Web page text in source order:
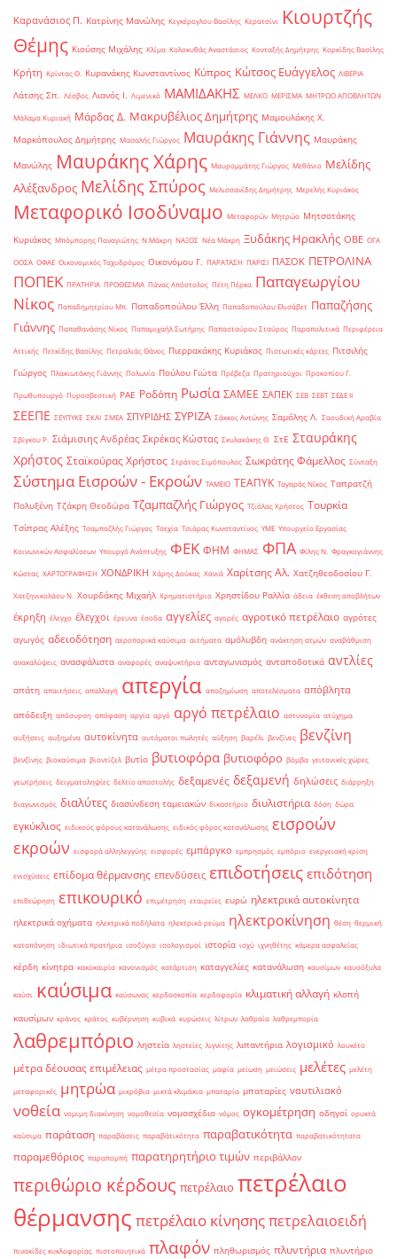
Καρανάσιος Π. Κατρίνης Μανώλης Κεγκέρογλου Βασίλης Κερατσίνι
Κιουρτζής
Θέμης Κιούσης Μιχάλης Κλίμα Κολοκυθάς Αναστάσιος Κονταξής Δημήτρης Κορκίδης Βασίλης
Κρήτη Κρίντας Θ. Κυρανάκης Κωνσταντίνος Κύπρος Κώτσος Ευάγγελος ΛΙΒΕΡΙΑ
Λάτσης Σπ. Λέσβος Λιανός Ι. Λιμενικό ΜΑΜΙΔΑΚΗΣ ΜΕΛΚΟ ΜΕΡΙΣΜΑ ΜΗΤΡΩΟ ΑΠΟΒΛΗΤΩΝ
Μάλαμα Κυριακή Μάρδας Δ. Μακρυβέλιος Δημήτρης Μαμουλάκης Χ.
Μαρκόπουλος Δημήτρης Μασαλής Γιώργος Μαυράκης Γιάννης Μαυράκης
Μανώλης Μαυράκης Χάρης Μαυρομμάτης Γιώργος Μεθάνιο Μελίδης
Αλέξανδρος Μελίδης Σπύρος Μελισσανίδης Δημήτρης Μερελής Κυριάκος
Μεταφορικό Ισοδύναμο Μεταφορών Μητρώο Μητσοτάκης
Κυριάκος Μπόμπορης Παναγιώτης Ν.Μάκρη ΝΑΞΟΣ Νέα Μάκρη Ξυδάκης Ηρακλής ΟΒΕ ΟΓΑ
ΟΟΣΑ ΟΦΑΕ Οικονομικός Ταχυδρόμος Οικονόμου Γ. ΠΑΡΑΤΑΣΗ ΠΑΡΙΣΙ ΠΑΣΟΚ ΠΕΤΡΟΛΙΝΑ
ΠΟΠΕΚ ΠΡΑΤΗΡΙΑ ΠΡΟΘΕΣΜΙΑ Πάνας Απόστολος Πέτη Πέρκα Παπαγεωργίου
Νίκος Παπαδημητρίου Μπ. Παπαδοπούλου Έλλη Παπαδοπούλου Ελισάβετ Παπαζήσης
Γιάννης Παπαθανάσης Νίκος Παπαμιχαήλ Σωτήρης Παπασταύρου Σταύρος Παραπολιτικά Περιφέρεια
Αττικής Πετκίδης Βασίλης Πετραλιάς Θάνος Πιερρακάκης Κυριάκος Πιστωτικές κάρτες Πιτσιλής
Γιώργος Πλακιωτάκης Γιάννης Πολωνία Πούλου Γιώτα Πρέβεζα Πρατηριούχοι Προκοπίου Γ.
Πρωθυπουργό Πυροσβεστική ΡΑΕ Ροδόπη Ρωσία ΣΑΜΕΕ ΣΑΠΕΚ ΣΕΒ ΣΕΒΤ ΣΕΔΕ ΙΙ
ΣΕΕΠΕ ΣΕΥΠΥΚΕ ΣΚΑΙ ΣΜΕΑ ΣΠΥΡΙΔΗΣ ΣΥΡΙΖΑ Σάκκος Αντώνης Σαμόλης Λ. Σαουδική Αραβία
Σβίγκου Ρ. Σιάμισιης Ανδρέας Σκρέκας Κώστας Σκυλακάκης Θ. ΣτΕ Σταυράκης
Χρήστος Σταϊκούρας Χρήστος Στράτος Σιμόπουλος Σωκράτης Φάμελλος Σύνταξη
Σύστημα Εισροών - Εκροών ΤΑΜΕΙΟ ΤΕΑΠΥΚ Ταγαράς Νίκος Ταπρατζή
Πολυξένη Τζάκρη Θεοδώρα Τζαμπαζλής Γιώργος Τζιόλας Χρήστος Τουρκία
Τσίπρας Αλέξης Τσαμπαζλής Γιώργος Τσεχία Τσιάρας Κωνσταντίνος ΥΜΕ Υπουργείο Εργασίας
Κοινωνικών Ασφαλίσεων Υπουργό Ανάπτυξης ΦΕΚ ΦΗΜ ΦΗΜΑΣ ΦΠΑ Φίλης Ν. Φραγκογιάννης
Κώστας ΧΑΡΤΟΓΡΑΦΗΣΗ ΧΟΝΔΡΙΚΗ Χάρης Δούκας Χανιά Χαρίτσης Αλ. Χατζηθεοδοσίου Γ.
Χατζηνικολάου Ν. Χουρδάκης Μιχαήλ Χρηματιστήριο Χρηστίδου Ραλλία άδεια έκθεση αποβλήτων
έκρηξη έλεγχο έλεγχοι έρευνα έσοδα αγγελίες αγορές αγροτικό πετρέλαιο αγρότες
αγωγός αδειοδότηση αεροπορικά καύσιμα αιτήματα αμόλυβδη ανάκτηση ατμών αναβάθμιση
ανακαλύψεις ανασφάλιστα αναφορές αναψυκτήρια ανταγωνισμός ανταποδοτικά αντλίες
απάτη απαιτήσεις απαλλαγή απεργία αποζημίωση αποτελέσματα απόβλητα
απόδειξη απόσυρση απόφαση αργία αργό αργό πετρέλαιο αστυνομία ατύχημα
αυξήσεις αυξημένα αυτοκίνητα αυτόματοι πωλητές αύξηση βαρέλι βενζίνες βενζίνη
βενζίνης βιοκαύσιμα βιοντίζελ βυτίο βυτιοφόρα βυτιοφόρο βόμβα γειτονικές χώρες
γεωτρήσεις δειγματοληψίες δελτίο αποστολής δεξαμενές δεξαμενή δηλώσεις διάρρηξη
διαγωνισμός διαλύτες διασύνδεση ταμειακών δικαστήριο διυλιστήρια δόση δώρα
εγκύκλιος ειδικούς φόρους κατανάλωσης ειδικός φόρος κατανάλωσης εισροών
εκροών εισφορά αλληλεγγύης εισφορές εμπάργκο εμπρησμός εμπόριο ενεργειακή κρίση
ενισχύσεις επίδομα θέρμανσης επενδύσεις επιδοτήσεις επιδότηση
επιθεώρηση επικουρικό επιμέτρηση εταιρείες ευρώ ηλεκτρικά αυτοκίνητα
ηλεκτρικά οχήματα ηλεκτρικά ποδήλατα ηλεκτρικό ρεύμα ηλεκτροκίνηση θέση θερμική
καταπόνηση ιδιωτικά πρατήρια ισοζύγιο ισολογισμοί ιστορία ισχύ ιχνηθέτης κάμερα ασφαλείας
κέρδη κίνητρα κακοκαιρία κανονισμός κατάρτιση καταγγελίες κατανάλωση καυσίμων καυσόξυλα
καύσι καύσιμα καύσωνας κερδοσκοπία κερδοφορία κλιματική αλλαγή κλοπή
καυσίμων κράνος κράτος κυβέρνηση κυβικά κυρώσεις λίτρων λαθραία λαθρεμπορία
λαθρεμπόριο ληστεία ληστείες λιγνίτης λιπαντήρια λογισμικό λουκέτο
μέτρα δέουσας επιμέλειας μέτρα προστασίας μαφία μείωση μειώσεις μελέτες μελέτη
μεταφορικές μητρώα μικρόβια μικτά κλιμάκια μπαταρία μπαταρίες ναυτιλιακό
νοθεία νομιμη διακίνηση νομοθεσία νομοσχέδιο νόμος ογκομέτρηση οδηγοί ορυκτά
καύσιμα παράταση παραβάσεις παραβάτικότητα παραβατικότητα παραβατικότητατα
παραμεθόριος παραπομπή παρατηρητήριο τιμών περιβάλλον
περιθώριο κέρδους πετρέλαιο πετρέλαιο
θέρμανσης πετρέλαιο κίνησηςπετρελαιοειδή
πινακίδες κυκλοφορίας πιστοποιητικά πλαφόν πληθωρισμός πλυντήρια πλυντήριο